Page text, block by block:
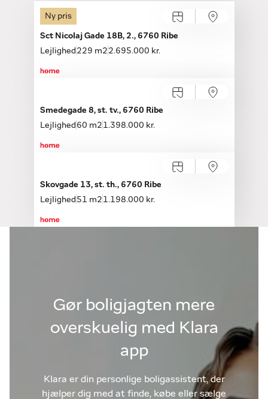
Åbent hus
Ny pris
Sct Nicolaj Gade 18B, 2., 6760 Ribe
Lejlighed 229 m2 2.695.000 kr.
Smedegade 8, st. tv., 6760 Ribe
Lejlighed 60 m2 1.398.000 kr.
Skovgade 13, st. th., 6760 Ribe
Lejlighed 51 m2 1.198.000 kr.
Gør boligjagten mere
overskuelig med Klara
app
Klara er din personlige boligassistent, der
hjælper dig med at finde, købe eller sælge